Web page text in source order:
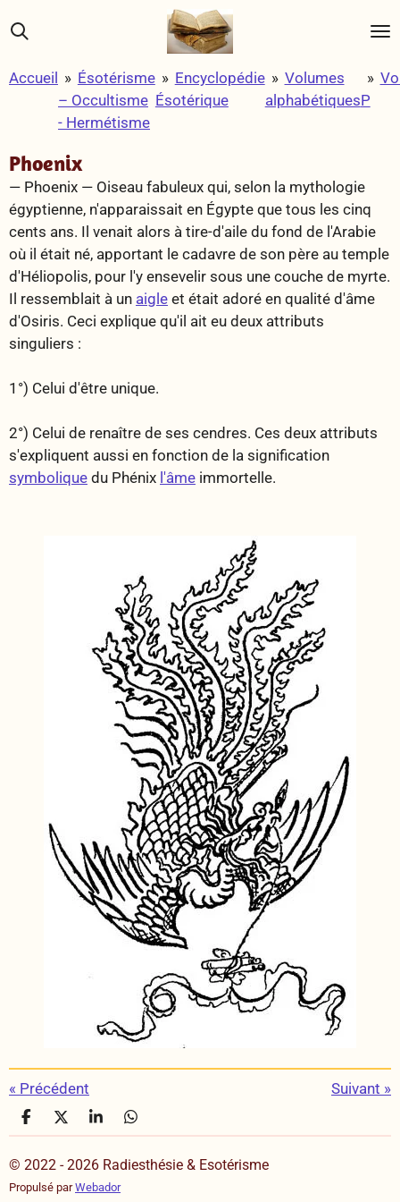
Passer
au
principal
Accueil » Ésotérisme
– Occultisme
- Hermétisme
» Encyclopédie
Ésotérique
» Volumes
alphabétiques
»
P
Phoenix
— Phoenix — Oiseau fabuleux qui, selon la mythologie
égyptienne, n'apparaissait en Égypte que tous les cinq
cents ans. Il venait alors à tire-d'aile du fond de l'Arabie
où il était né, apportant le cadavre de son père au temple
d'Héliopolis, pour l'y ensevelir sous une couche de myrte.
Il ressemblait à un aigle et était adoré en qualité d'âme
d'Osiris. Ceci explique qu'il ait eu deux attributs
singuliers :
1°) Celui d'être unique.
2°) Celui de renaître de ses cendres. Ces deux attributs
s'expliquent aussi en fonction de la signification
symbolique du Phénix l'âme immortelle.
« Précédent Suivant »
P
a
r
t
a
P
a
a
P
a
r
t
a
P
a
r
t
© 2022 - 2026 Radiesthésie & Esotérisme
Propulsé parWebador